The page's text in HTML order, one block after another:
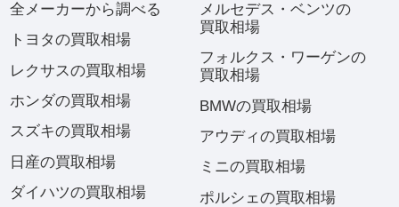
全メーカーから調べる
トヨタの買取相場
レクサスの買取相場
ホンダの買取相場
スズキの買取相場
日産の買取相場
ダイハツの買取相場
メルセデス・ベンツの
買取相場
フォルクス・ワーゲンの
買取相場
BMWの買取相場
アウディの買取相場
ミニの買取相場
ポルシェの買取相場